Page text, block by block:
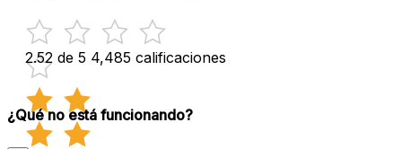
2.52 de 5 4,485 calificaciones
¿Qué no está funcionando?